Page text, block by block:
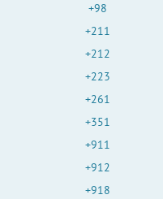
+98
+211
+212
+223
+261
+351
+911
+912
+918